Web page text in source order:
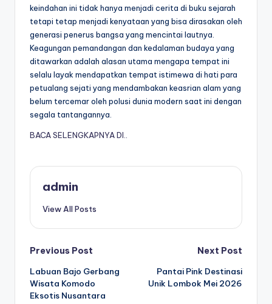
keindahan ini tidak hanya menjadi cerita di buku sejarah
tetapi tetap menjadi kenyataan yang bisa dirasakan oleh
generasi penerus bangsa yang mencintai lautnya.
Keagungan pemandangan dan kedalaman budaya yang
ditawarkan adalah alasan utama mengapa tempat ini
selalu layak mendapatkan tempat istimewa di hati para
petualang sejati yang mendambakan keasrian alam yang
belum tercemar oleh polusi dunia modern saat ini dengan
segala tantangannya.
BACA SELENGKAPNYA DI..
admin
View All Posts
Post
navigation
Previous Post
Labuan Bajo Gerbang
Wisata Komodo
Eksotis Nusantara
Next Post
Pantai Pink Destinasi
Unik Lombok Mei 2026